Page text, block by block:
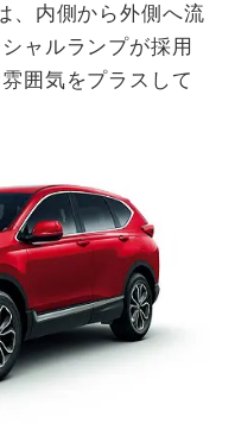
、内側から外側へ流
ャルランプが採用
囲気をプラスして